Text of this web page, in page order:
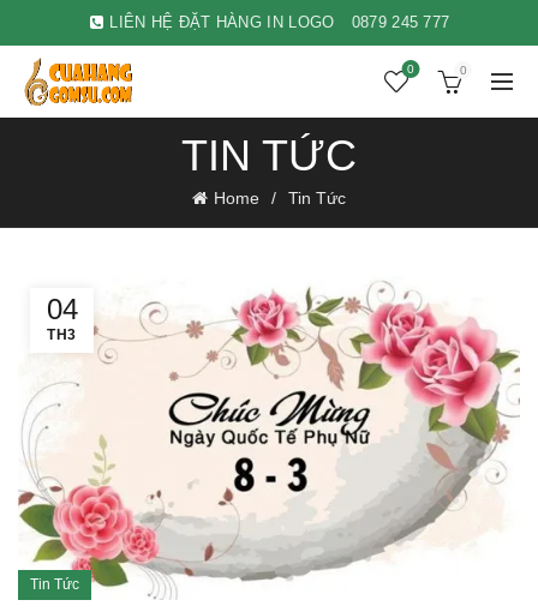
LIÊN HỆ ĐẶT HÀNG IN LOGO 0879 245 777
0 0
TIN TỨC
Home Tin Tức
04
TH3
Tin Tức